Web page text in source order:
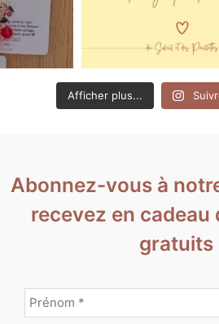
Afficher plus...
Abonnez-vous à
recevez en cadeau
gratuits